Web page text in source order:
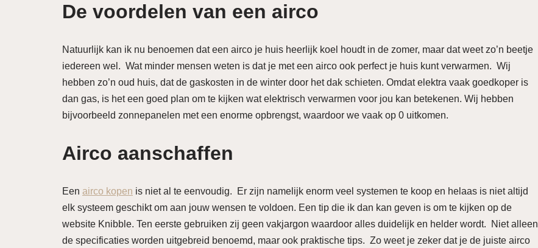
De voordelen van een airco
Natuurlijk kan ik nu benoemen dat een airco je huis heerlijk koel houdt in de zomer, maar dat weet zo’n beetje
iedereen wel. Wat minder mensen weten is dat je met een airco ook perfect je huis kunt verwarmen. Wij
hebben zo’n oud huis, dat de gaskosten in de winter door het dak schieten. Omdat elektra vaak goedkoper is
dan gas, is het een goed plan om te kijken wat elektrisch verwarmen voor jou kan betekenen. Wij hebben
bijvoorbeeld zonnepanelen met een enorme opbrengst, waardoor we vaak op 0 uitkomen.
Airco aanschaffen
Een airco kopen is niet al te eenvoudig. Er zijn namelijk enorm veel systemen te koop en helaas is niet altijd
elk systeem geschikt om aan jouw wensen te voldoen. Een tip die ik dan kan geven is om te kijken op de
website Knibble. Ten eerste gebruiken zij geen vakjargon waardoor alles duidelijk en helder wordt. Niet alleen
de specificaties worden uitgebreid benoemd, maar ook praktische tips. Zo weet je zeker dat je de juiste airco